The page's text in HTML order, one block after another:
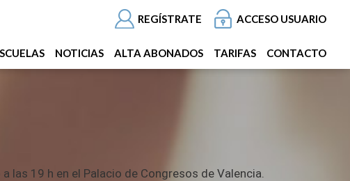
REGÍSTRATE ACCESO USUARIO
NOTICIAS ALTA ABONADOS TARIFAS CONTACTO
las 19 h en el Palacio de Congresos de Valencia.